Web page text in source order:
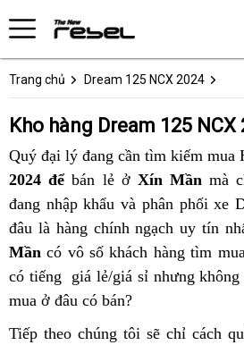
Trang chủ Dream 125 NCX 2024
Kho hàng Dream 125
Quý đại lý đang cần tìm kiếm mua
2024 đểbán lẻ ởXín Mần mà
đang nhập khẩu và phân phối xe
đâu là hàng chính ngạch uy tín
Mần có vô số khách hàng tìm
có tiếng giá lẻ/giá sỉ nhưng không
mua ở đâu có bán?
Tiếp theo chúng tôi sẽ chỉ cách